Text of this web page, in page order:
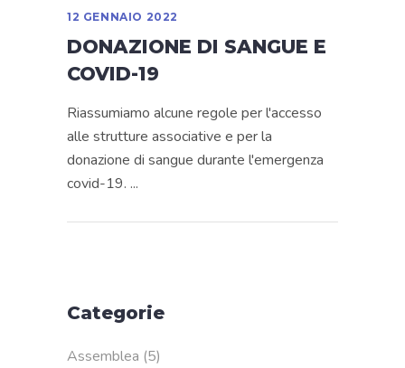
12 GENNAIO 2022
DONAZIONE DI SANGUE E
COVID-19
Riassumiamo alcune regole per l'accesso
alle strutture associative e per la
donazione di sangue durante l'emergenza
covid-19.
Categorie
Assemblea (5)